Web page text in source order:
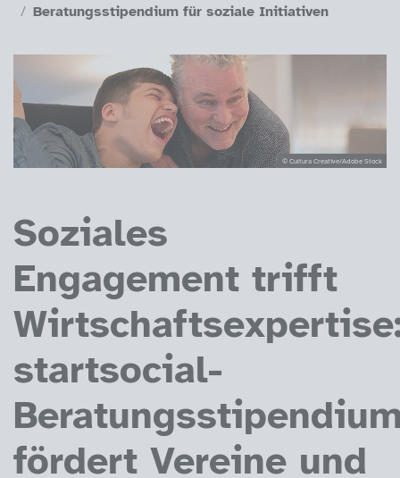
Beratungsstipendium für soziale Initiativen
© Cultura Creative/Adobe Stock
Soziales
Engagement trifft
startsocial-
fördert Vereine und